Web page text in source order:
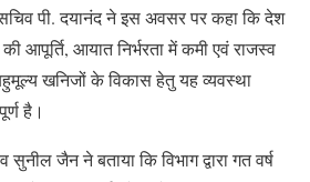
पी. दयानंद ने इस अवसर पर कहा कि देश
आपूर्ति, आयात निर्भरता में कमी एवं राजस्व
खनिजों के विकास हेतु यह व्यवस्था
है।
जैन ने बताया कि विभाग द्वारा गत वर्ष